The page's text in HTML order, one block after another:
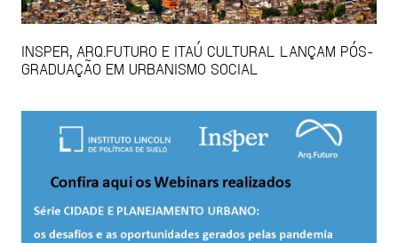
INSPER, ARQ.FUTURO E ITAÚ CULTURAL LANÇAM PÓS-
GRADUAÇÃO EM URBANISMO SOCIAL